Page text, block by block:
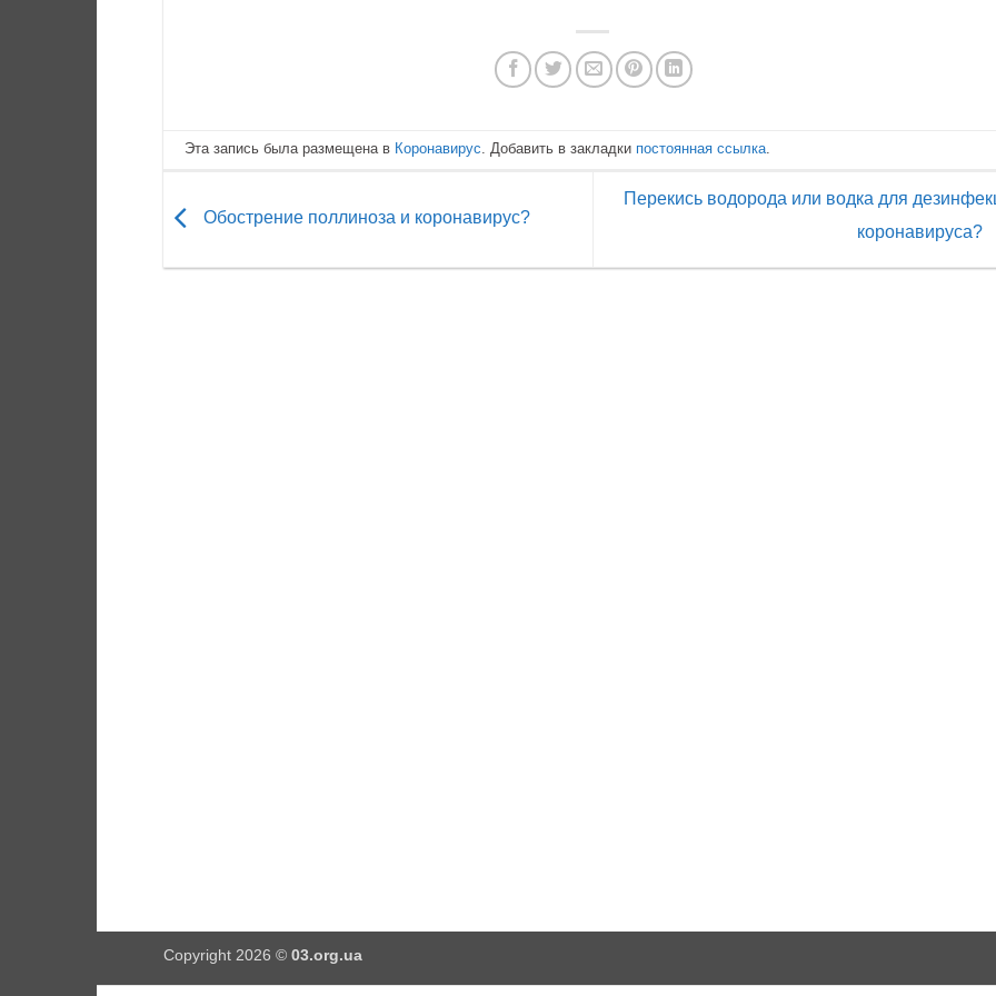
Эта запись была размещена в Коронавирус . Добавить в закладки постоянная ссылка
Обострение поллиноза и коронавируc?
Перекись водорода или водка для
коронавируса?
Copyright 2026 © 03.org.ua